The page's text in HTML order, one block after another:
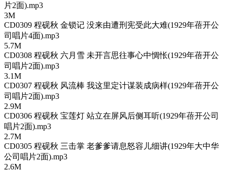
片2面).mp3
3M
CD0309 程砚秋 金锁记 没来由遭刑宪受此大难(1929年蓓开公
司唱片4面).mp3
5.7M
CD0308 程砚秋 六月雪 未开言思往事心中惆怅(1929年蓓开公
司唱片2面).mp3
3.1M
CD0307 程砚秋 风流棒 我这里定计谋装成病样(1929年蓓开公
司唱片2面).mp3
2.9M
CD0306 程砚秋 宝莲灯 站立在屏风后侧耳听(1929年蓓开公司
唱片2面).mp3
2.7M
CD0305 程砚秋 三击掌 老爹爹请息怒容儿细讲(1929年大中华
公司唱片2面).mp3
2.6M